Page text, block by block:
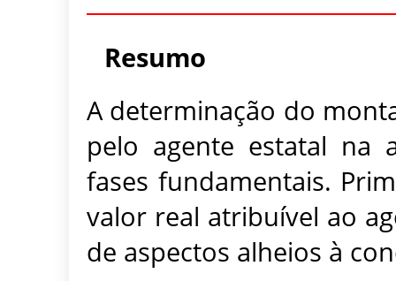
Resumo
A determinação do
pelo agente estatal na
fases fundamentais.
valor real atribuível ao
de aspectos alheios à